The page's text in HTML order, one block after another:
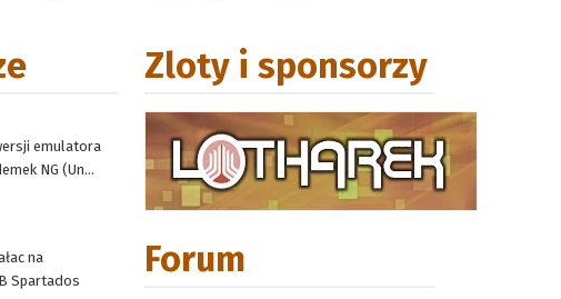
emulatora
NG (Un...
na
Spartados
Zloty i sponsorzy
Forum